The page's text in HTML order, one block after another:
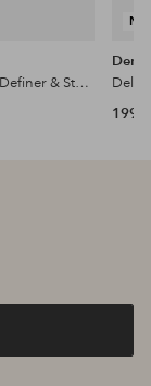
D14 Mini Curl Definer & Styler
199